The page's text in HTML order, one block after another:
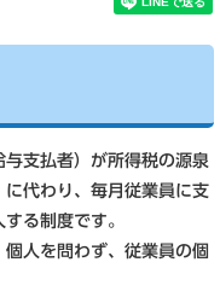
支払者）が所得税の源泉
代わり、毎月従業員に支
る制度です。
人を問わず、従業員の個